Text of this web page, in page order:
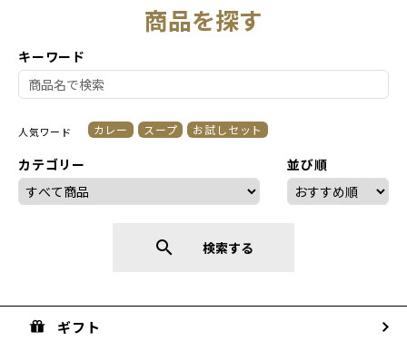
商品を探す
キーワード
カテゴリー
人気ワード カレー スープ お試しセット
並び順
search 検索する
ギフト